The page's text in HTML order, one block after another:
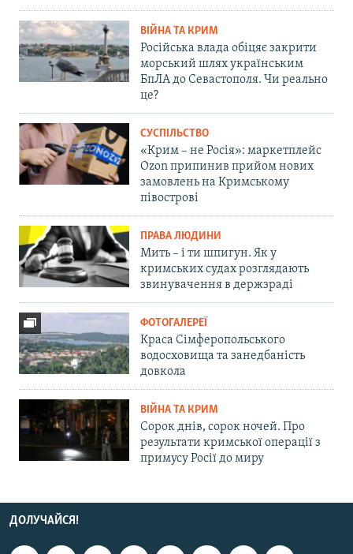
ВІЙНА ТА КРИМ
Російська влада обіцяє закрити
морський шлях українським
БпЛА до Севастополя. Чи реально
це?
СУСПІЛЬСТВО
«Крим – не Росія»: маркетплейс
Ozon припинив прийом нових
замовлень на Кримському
півострові
ПРАВА ЛЮДИНИ
Мить – і ти шпигун. Як у
кримських судах розглядають
звинувачення в держзраді
ФОТОГАЛЕРЕЇ
Краса Сімферопольського
водосховища та занедбаність
довкола
ВІЙНА ТА КРИМ
Сорок днів, сорок ночей. Про
результати кримської операції з
примусу Росії до миру
ДОЛУЧАЙСЯ!